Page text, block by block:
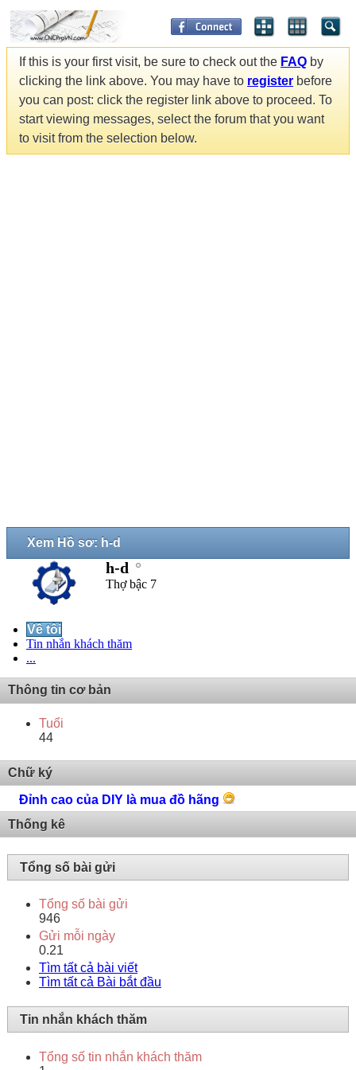
If this is your first visit, be sure to check out the FAQ by
clicking the link above. You may have to register before
you can post: click the register link above to proceed. To
start viewing messages, select the forum that you want
to visit from the selection below.
Xem Hồ sơ: h-d
h-d
Thợ bậc 7
Về tôi
Tin nhắn khách thăm
...
Thông tin cơ bản
Tuổi
44
Chữ ký
Đỉnh cao của DIY là mua đồ hãng
Thống kê
Tổng số bài gửi
Tổng số bài gửi
946
Gửi mỗi ngày
0.21
Tìm tất cả bài viết
Tìm tất cả Bài bắt đầu
Tin nhắn khách thăm
Tổng số tin nhắn khách thăm